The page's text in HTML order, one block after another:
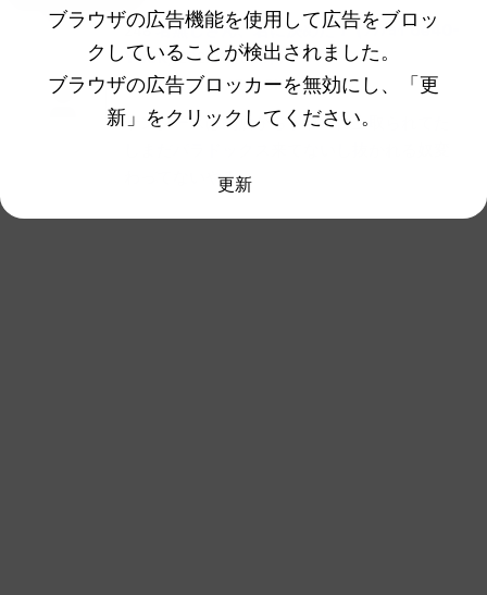
248名無しさん、君に決めた！ (ﾜｯﾁｮｲ 6e40-
Y89k)2022/12/08(木)
12:26:16.24ID:AEQuCKwH0
サンダースは剣盾からドラパに上取られてた
わってないやろ
ブラウザの広告機能を使用して広告をブロッ
クしていることが検出されました。
ブラウザの広告ブロッカーを無効にし、「更
新」をクリックしてください。
更新